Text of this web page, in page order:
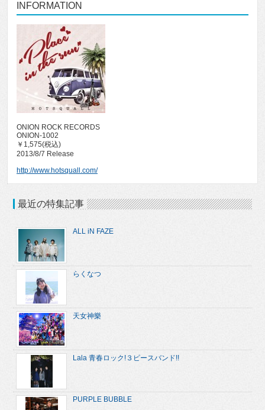
INFORMATION
ONION ROCK RECORDS
ONION-1002
￥1,575(税込)
2013/8/7 Release
http://www.hotsquall.com/
最近の特集記事
ALL iN FAZE
らくなつ
天女神樂
Lala 青春ロック!３ピースバンド!!
PURPLE BUBBLE